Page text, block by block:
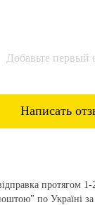
Добавьте первый
Написать
протягом 1-
по Україні